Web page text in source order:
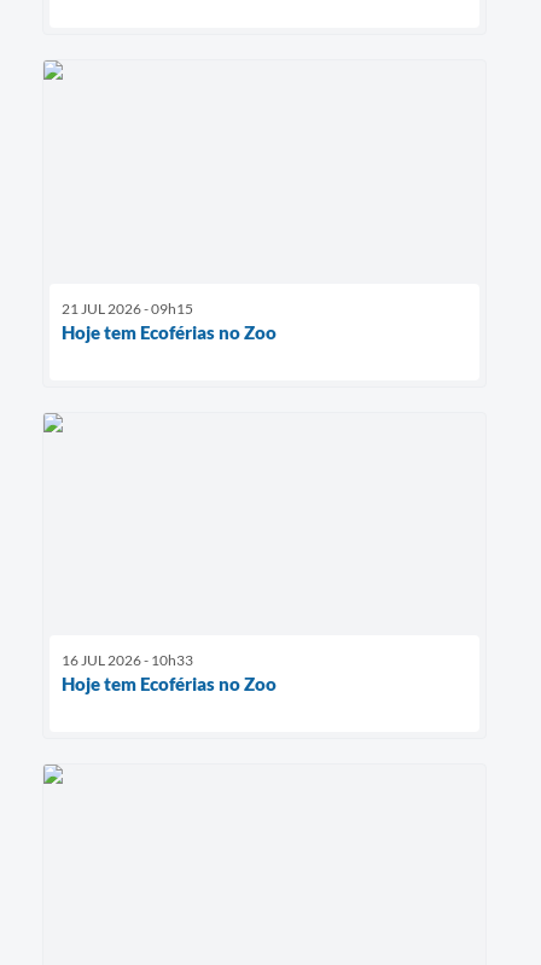
21 JUL 2026 - 09h15
Hoje tem Ecoférias no Zoo
16 JUL 2026 - 10h33
Hoje tem Ecoférias no Zoo